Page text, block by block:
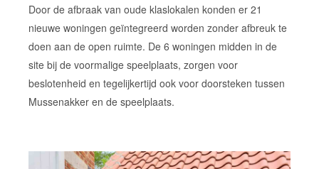
Door de afbraak van oude klaslokalen konden er 21
nieuwe woningen geïntegreerd worden zonder afbreuk te
doen aan de open ruimte. De 6 woningen midden in de
site bij de voormalige speelplaats, zorgen voor
beslotenheid en tegelijkertijd ook voor doorsteken tussen
Mussenakker en de speelplaats.